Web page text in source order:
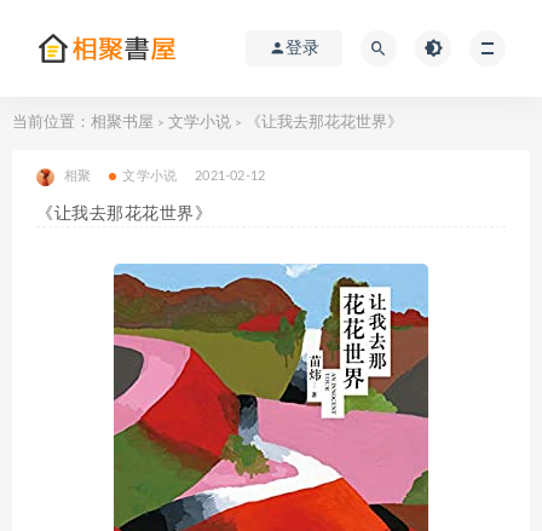
登录
当前位置： 相聚书屋 > 文学小说 > 《让我去那花花世界》
相聚 文学小说 2021-02-12
《让我去那花花世界》